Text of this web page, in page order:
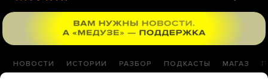
НОВОСТИ ИСТОРИИ РАЗБОР ПОДКАСТЫ МАГАЗ